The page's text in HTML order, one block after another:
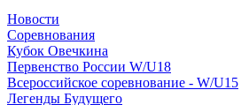
Новости
Соревнования
Кубок Овечкина
Первенство России W/U18
Всероссийское соревнование - W/U15
Легенды Будущего